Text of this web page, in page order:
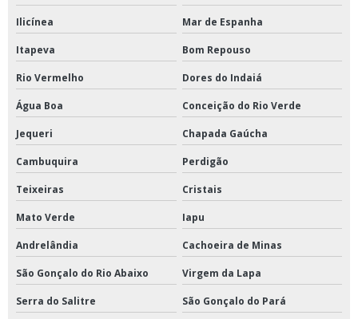
Ilicínea Mar de Espanha
Itapeva Bom Repouso
Rio Vermelho Dores do Indaiá
Água Boa Conceição do Rio Verde
Jequeri Chapada Gaúcha
Cambuquira Perdigão
Teixeiras Cristais
Mato Verde Iapu
Andrelândia Cachoeira de Minas
São Gonçalo do Rio Abaixo Virgem da Lapa
Serra do Salitre São Gonçalo do Pará